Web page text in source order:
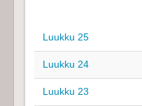
Luukku 25
Luukku 24
Luukku 23